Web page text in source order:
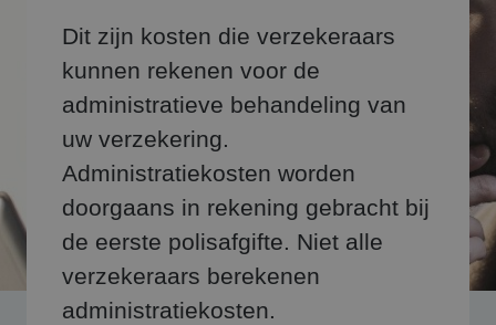
Dit zijn kosten die verzekeraars
kunnen rekenen voor de
administratieve behandeling van
uw verzekering.
Administratiekosten worden
doorgaans in rekening gebracht bij
de eerste polisafgifte. Niet alle
verzekeraars berekenen
administratiekosten.